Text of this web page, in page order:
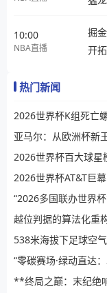
10:00
NBA直播
掘金
开
热门新闻
2026世界杯K组死亡
亚马尔：从欧洲杯新
2026世界杯AT&T巨
“零碳赛场·绿动直达
**终局之巅：末纪绝